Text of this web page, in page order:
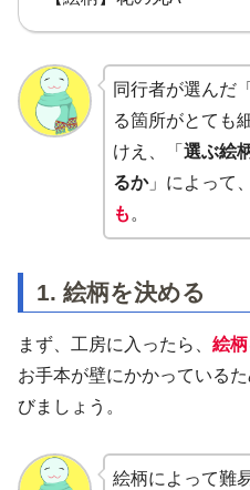
同行者が選んだ
る箇所がとても
けえ、「 選ぶ絵
るか」によって、
も 。
1. 絵柄を決める
まず、工房に入ったら、 絵柄
お手本が壁にかかっている
びましょう。
絵柄によって難